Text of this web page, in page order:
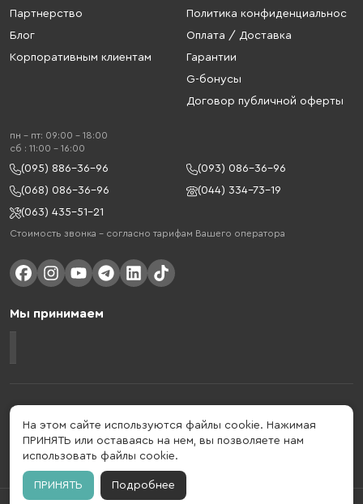
Партнерство
Блог
Корпоративным клиентам
Политика конфиденциальнос
Оплата / Доставка
Гарантии
G-бонусы
Договор публичной оферты
пн - пт: 09:00 - 18:00
cб : 11:00 - 16:00
(095) 886-36-96
(093) 086-36-96
(068) 086-36-96
(044) 334-73-19
(063) 435-51-21
Стоимость звонка – согласно тарифам Вашего оператора
Мы принимаем
Gelius - украинский бренд, который активно развивается в сфере
умных гаджетов и мобильных аксессуаров. Бренд подтвержден в 2013
году. Gelius - это больше, чем просто бренд, этот стиль жизни,
который об'єднує в собі драйв, радость, скорость, новації и
практичність.
На этом сайте используются файлы cookie. Нажимая
ПРИНЯТЬ или оставаясь на нем, вы позволяете нам
использовать файлы cookie.
ПРИНЯТЬ Подробнее